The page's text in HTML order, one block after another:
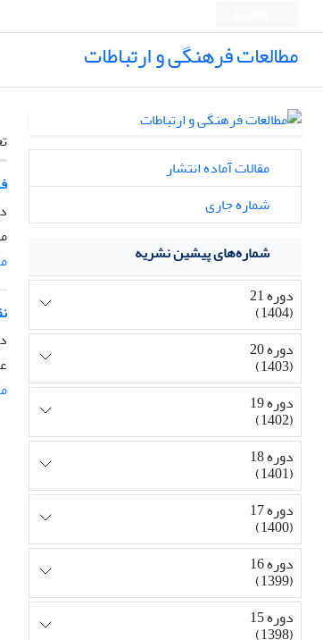
مطالعات فرهنگی و ارتباطات
دوره
دوره
مقالات آماده انتشار
شماره جاری
شماره‌های پیشین نشریه
دوره 21
(1404)
دوره 20
(1403)
دوره 19
(1402)
دوره 18
(1401)
دوره 17
(1400)
دوره 16
(1399)
دوره 15